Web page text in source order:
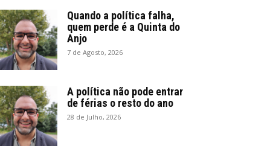
Quando a política falha,
quem perde é a Quinta do
Anjo
7 de Agosto, 2026
A política não pode entrar
de férias o resto do ano
28 de Julho, 2026